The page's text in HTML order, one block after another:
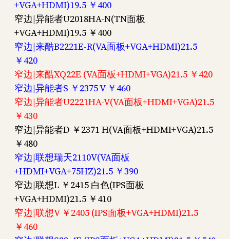
+VGA+HDMI)19.5 ￥400
窄边|异能者U2018HA-N(TN面板
+VGA+HDMI)19.5 ￥400
窄边|来酷B2221E-R(VA面板+VGA+HDMI)21.5
￥420
窄边|来酷XQ22E (VA面板+HDMI+VGA)21.5 ￥420
窄边|异能者S ￥2375 V ￥460
窄边|异能者U2221HA-V(VA面板+HDMI+VGA)21.5
￥430
窄边|异能者D ￥2371 H(VA面板+HDMI+VGA)21.5
￥480
窄边|联想瑞天2110V(VA面板
+HDMI+VGA+75HZ)21.5 ￥390
窄边|联想L ￥2415 白色(IPS面板
+VGA+HDMI)21.5 ￥410
窄边|联想V ￥2405 (IPS面板+VGA+HDMI)21.5
￥460